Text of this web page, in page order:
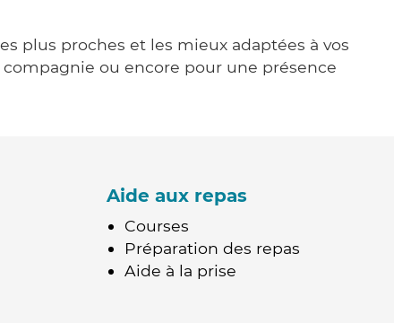
plus proches et les mieux adaptées à vos
ou encore pour une présence
Aide aux repas
Courses
Préparation des repas
Aide à la prise